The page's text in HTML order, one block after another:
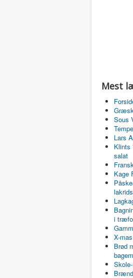
Mest
Sous
Lars
Klints
salat
Kage
i
X-
Brød